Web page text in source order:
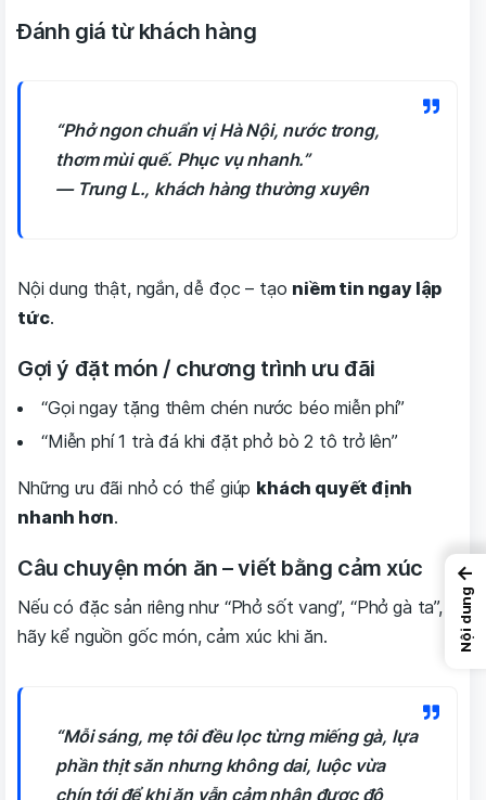
Đánh giá từ khách hàng
“Phở ngon chuẩn vị Hà Nội, nước trong,
thơm mùi quế. Phục vụ nhanh.”
— Trung L., khách hàng thường xuyên
Nội dung thật, ngắn, dễ đọc – tạo niềm tin ngay lập
tức.
Gợi ý đặt món / chương trình ưu đãi
“Gọi ngay tặng thêm chén nước béo miễn phí”
“Miễn phí 1 trà đá khi đặt phở bò 2 tô trở lên”
Những ưu đãi nhỏ có thể giúp khách quyết định
nhanh hơn.
Câu chuyện món ăn – viết bằng cảm xúc
Nếu có đặc sản riêng như “Phở sốt vang”, “Phở gà ta”,
hãy kể nguồn gốc món, cảm xúc khi ăn.
“Mỗi sáng, mẹ tôi đều lọc từng miếng gà, lựa
phần thịt săn nhưng không dai, luộc vừa
chín tới để khi ăn vẫn cảm nhận được độ
←
Nội dung